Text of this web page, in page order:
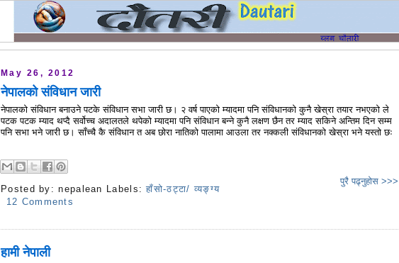
May 26, 2012
नेपालको संविधान जारी
नेपालको संविधान बनाउने पटके संविधान सभा जारी छ। २ वर्ष पाएको म्यादमा पनि संविधानको कुनै खेस्रा तयार नभएको ले
पटक पटक म्याद थप्दै सर्वोच्च अदालतले थपेको म्यादमा पनि संविधान बन्ने कुनै लक्षण छैन तर म्याद सकिने अन्तिम दिन सम्म
पनि सभा भने जारी छ। साँच्चै कै संविधान त अब छोरा नातिको पालामा आउला तर नक्कली संविधानको खेस्रा भने यस्तो छः
पुरै पढ्नुहोस >>>
Posted by:nepalean Labels:हाँसो-ठट्टा/ व्यङ्ग्य
12 Comments
हामी नेपाली